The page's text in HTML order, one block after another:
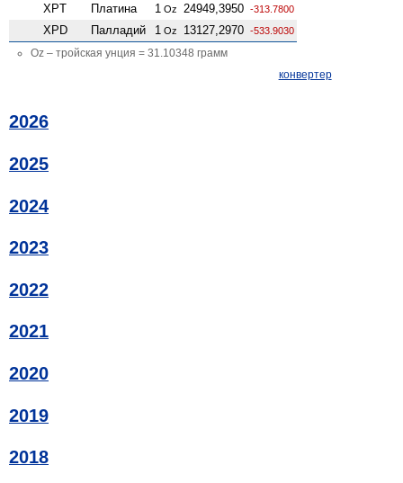
XPT Платина 1 Oz 24949,3950 -313.7800
XPD Палладий 1 Oz 13127,2970 -533.9030
Oz – тройская унция = 31.10348 грамм
конвертер
2026
2025
2024
2023
2022
2021
2020
2019
2018